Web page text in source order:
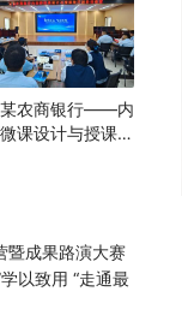
农商银行——内
课设计与授课技
暨成果路演大赛
以致用 “走通最